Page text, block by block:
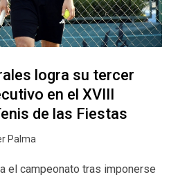
logra su tercer
en el XVIII
de las Fiestas
Palma
el campeonato tras imponerse